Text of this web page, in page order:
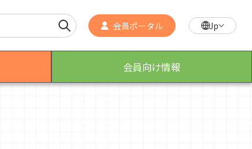
会員ポータル Jp
会員向け情報